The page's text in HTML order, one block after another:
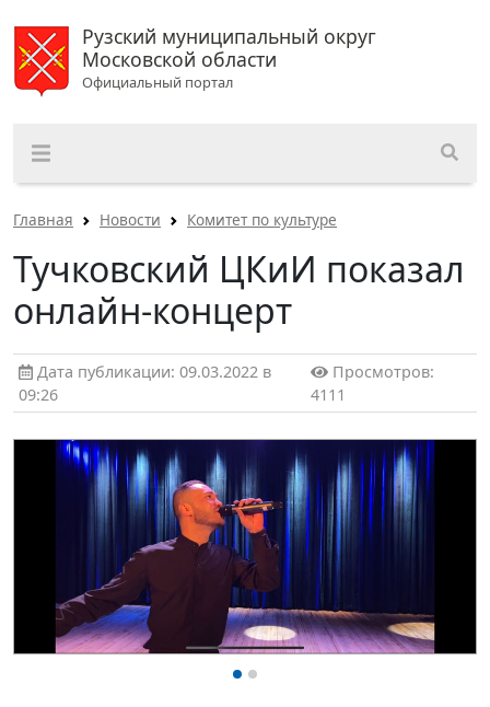
Рузский муниципальный округ
Московской области
Официальный портал
Главная Новости Комитет по культуре
Тучковский ЦКиИ показал
онлайн-концерт
Дата публикации: 09.03.2022 в
09:26
Просмотров:
4111